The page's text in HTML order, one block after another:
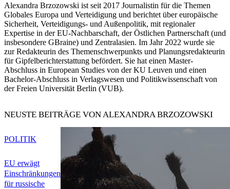
Alexandra Brzozowski ist seit 2017 Journalistin für die Themen
Globales Europa und Verteidigung und berichtet über europäische
Sicherheit, Verteidigungs- und Außenpolitik, mit regionaler
Expertise in der EU-Nachbarschaft, der Östlichen Partnerschaft (und
insbesondere GBraine) und Zentralasien. Im Jahr 2022 wurde sie
zur Redakteurin des Themenschwerpunkts und Planungsredakteurin
für Gipfelberichterstattung befördert. Sie hat einen Master-
Abschluss in European Studies von der KU Leuven und einen
Bachelor-Abschluss in Verlagswesen und Politikwissenschaft von
der Freien Universität Berlin (VUB).
NEUSTE BEITRÄGE VON ALEXANDRA BRZOZOWSKI
EU erwägt
Einschränkungen
für russische
POLITIK